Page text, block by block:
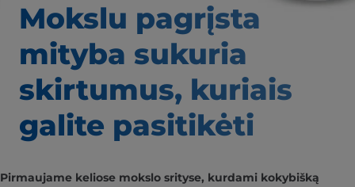
Mokslu pagrįsta
mityba sukuria
skirtumus, kuriais
galite pasitikėti
Pirmaujame keliose mokslo srityse, kurdami kokybišką